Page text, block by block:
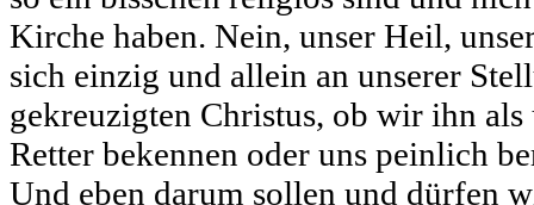
Kirche haben. Nein, unser Heil,
sich einzig und allein an unserer
gekreuzigten Christus, ob wir ihn als
Retter bekennen oder uns peinlich
Und eben darum sollen und dürfen